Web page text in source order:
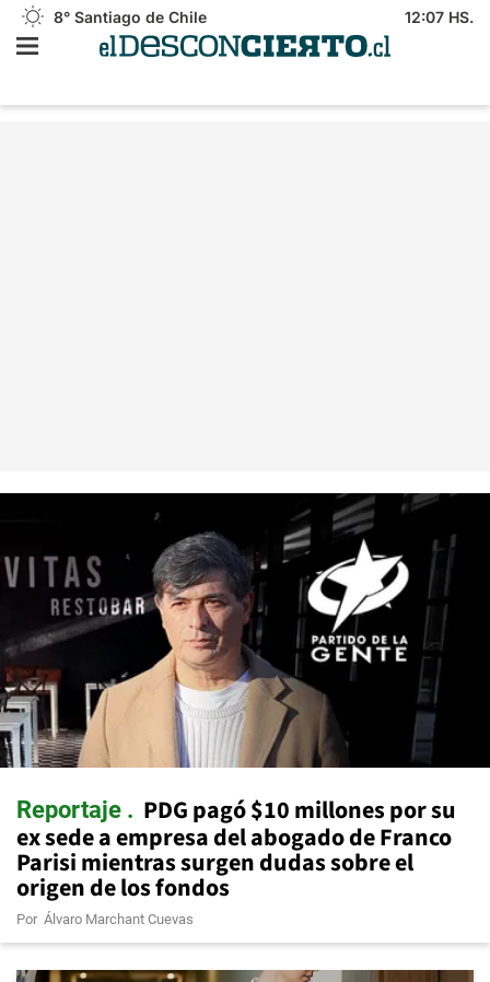
8° Santiago de Chile 12:07 HS.
Reportaje PDG pagó $10 millones por su
ex sede a empresa del abogado de Franco
Parisi mientras surgen dudas sobre el
origen de los fondos
Por Álvaro Marchant Cuevas